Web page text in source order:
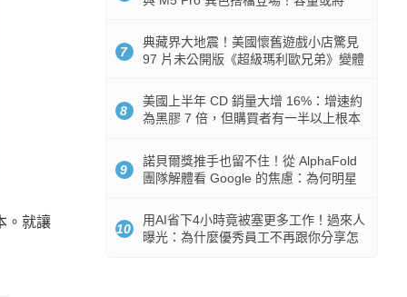
。就讓
7
典藏界大地震！美國懷舊遊戲小店驚見
97 片未公開版《超級瑪利歐兄弟》變體
8
美國上半年 CD 銷量大增 16%：增速約
為黑膠 7 倍，但購買者有一半以上根本
9
諾貝爾獎推手也留不住！從 AlphaFold
團隊解體看 Google 的焦慮：為何明星
10
用AI省下4小時竟被塞更多工作！過來人
曝光：為什麼優秀員工不再跟你分享怎